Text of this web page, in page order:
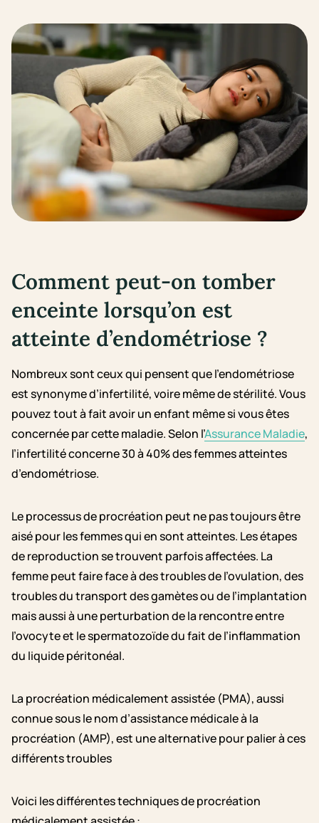
Comment peut-on tomber
enceinte lorsqu’on est
atteinte d’endométriose ?
Nombreux sont ceux qui pensent que l’endométriose
est synonyme d’infertilité, voire même de stérilité. Vous
pouvez tout à fait avoir un enfant même si vous êtes
concernée par cette maladie.Selon l’Assurance Maladie,
l’infertilité concerne 30 à 40% des femmes atteintes
d’endométriose.
Le processus de procréation peut ne pas toujours être
aisé pour les femmes qui en sont atteintes. Les étapes
de reproduction se trouvent parfois affectées. La
femme peut faire face à des troubles de l’ovulation, des
troubles du transport des gamètes ou de l’implantation
mais aussi à une perturbation de la rencontre entre
l’ovocyte et le spermatozoïde du fait de l’inflammation
du liquide péritonéal.
La procréation médicalement assistée (PMA), aussi
connue sous le nom d’assistance médicale à la
procréation (AMP), est une alternative pour palier à ces
différents troubles
Voici les différentes techniques de procréation